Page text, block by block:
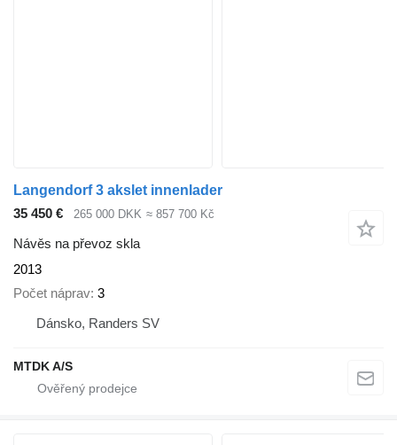
Langendorf 3 akslet innenlader
35 450 €
265 000 DKK ≈ 857 700 Kč
Návěs na převoz skla
2013
Počet náprav 3
Dánsko, Randers SV
MTDK A/S